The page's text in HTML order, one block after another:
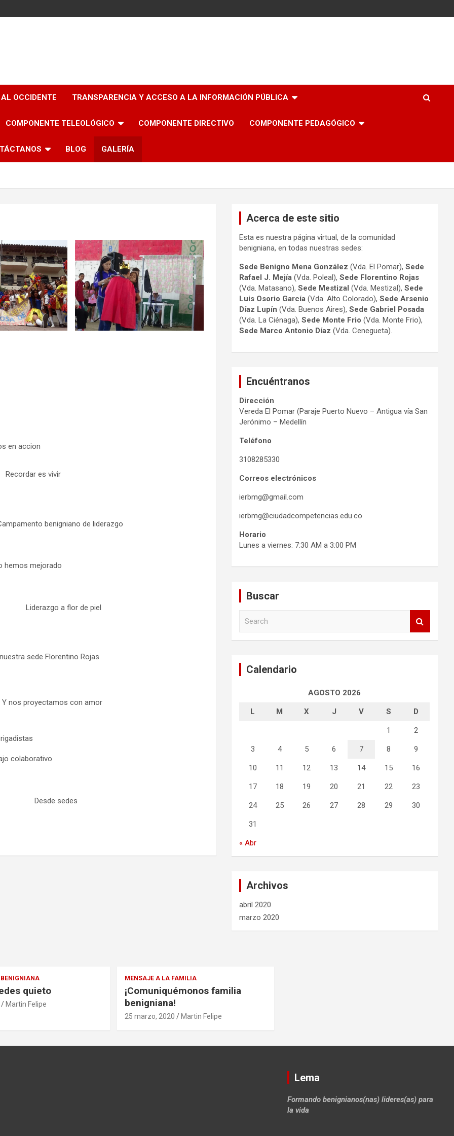
OCCIDENTE TRANSPARENCIA Y ACCESO A LA INFORMACIÓN PÚBLICA
COMPONENTE TELEOLÓGICO COMPONENTE DIRECTIVO COMPONENTE PEDAGÓGICO
BLOG GALERÍA
en accion
Recordar es vivir
benigniano de liderazgo
hemos mejorado
Liderazgo a flor de piel
sede Florentino Rojas
Y nos proyectamos con amor
colaborativo
Desde sedes
Acerca de este sitio
Esta es nuestra página virtual, de la comunidad
benigniana, en todas nuestras sedes:
Sede Benigno Mena González (Vda. El Pomar),Sede
Rafael J. Mejía (Vda. Poleal),Sede Florentino Rojas
(Vda. Matasano),Sede Mestizal (Vda. Mestizal),Sede
Luis Osorio García (Vda. Alto Colorado),Sede Arsenio
Díaz Lupín (Vda. Buenos Aires),Sede Gabriel Posada
(Vda. La Ciénaga),Sede Monte Frio (Vda. Monte Frio),
Sede Marco Antonio Díaz (Vda. Cenegueta).
Encuéntranos
Dirección
Vereda El Pomar (Paraje Puerto Nuevo – Antigua vía San
Jerónimo – Medellín
Teléfono
3108285330
Correos electrónicos
ierbmg@gmail.com
ierbmg@ciudadcompetencias.edu.co
Horario
Lunes a viernes: 7:30 AM a 3:00 PM
Buscar
Calendario
AGOSTO 2026
L M X J V S D
1 2
3 4 5 6 7 8 9
10 11 12 13 14 15 16
17 18 19 20 21 22 23
24 25 26 27 28 29 30
31
« Abr
Archivos
abril 2020
marzo 2020
quieto
Martin Felipe
MENSAJE A LA FAMILIA
¡Comuniquémonos familia
benigniana!
25 marzo, 2020 Martin Felipe
Lema
Formando benignianos(nas) lideres(as) para
la vida